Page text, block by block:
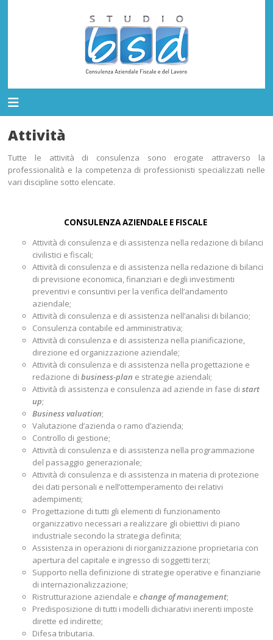
Attività
Tutte le attività di consulenza sono erogate attraverso la
professionalità e la competenza di professionisti specializzati nelle
vari discipline sotto elencate.
CONSULENZA AZIENDALE E FISCALE
Attività di consulenza e di assistenza nella redazione di bilanci
civilistici e fiscali;
Attività di consulenza e di assistenza nella redazione di bilanci
di previsione economica, finanziari e degli investimenti
preventivi e consuntivi per la verifica dell’andamento
aziendale;
Attività di consulenza e di assistenza nell’analisi di bilancio;
Consulenza contabile ed amministrativa;
Attività di consulenza e di assistenza nella pianificazione,
direzione ed organizzazione aziendale;
Attività di consulenza e di assistenza nella progettazione e
redazione dibusiness-plan e strategie aziendali;
Attività di assistenza e consulenza ad aziende in fase distart
up;
Business valuation;
Valutazione d’azienda o ramo d’azienda;
Controllo di gestione;
Attività di consulenza e di assistenza nella programmazione
del passaggio generazionale;
Attività di consulenza e di assistenza in materia di protezione
dei dati personali e nell’ottemperamento dei relativi
adempimenti;
Progettazione di tutti gli elementi di funzionamento
organizzativo necessari a realizzare gli obiettivi di piano
industriale secondo la strategia definita;
Assistenza in operazioni di riorganizzazione proprietaria con
apertura del capitale e ingresso di soggetti terzi;
Supporto nella definizione di strategie operative e finanziarie
di internazionalizzazione;
Ristrutturazione aziendale echange of management;
Predisposizione di tutti i modelli dichiarativi inerenti imposte
dirette ed indirette;
Difesa tributaria.